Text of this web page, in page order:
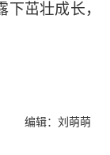
茁壮成长，
编辑：刘萌萌